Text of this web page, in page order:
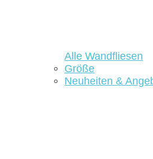
Alle Wandfliesen
Größe
Neuheiten &